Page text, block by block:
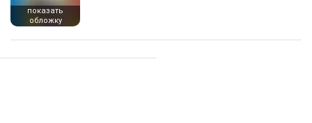
показать
обложку